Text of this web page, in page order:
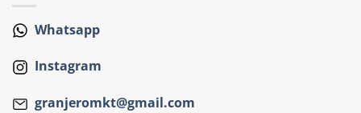
Whatsapp
Instagram
granjeromkt@gmail.com